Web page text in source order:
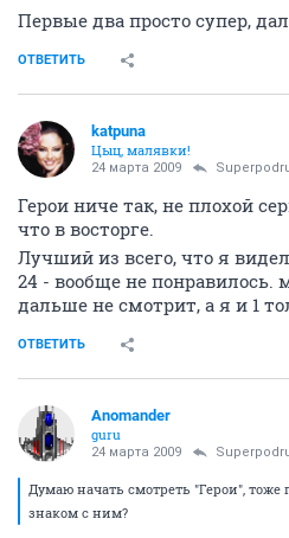
Первые два просто супер,
ОТВЕТИТЬ
katpuna
Цыц, малявки!
24 марта 2009
Герои ниче так, не плохой
что в восторге.
Лучший из всего, что я
24 - вообще не понравилось.
дальше не смотрит, а я и 1
ОТВЕТИТЬ
Anomander
guru
24 марта 2009
Думаю начать смотреть "Герои", тоже
знаком с ним?